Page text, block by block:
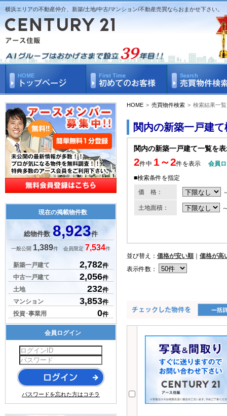
横浜エリアの不動産仲介、新築/土地/中古/マンション/不動産売買ならおまかせ下さい。
HOME > 売買物件検索 > 検索結果一覧
関内の新築一戸建
関内の新築一戸建て一覧を
2件中 1～2件を表示
会員
■検索条件を指定
価 格：
土地面積：
並び替え： 価格が安い順
価格が高
表示件数：
現在の掲載物件数
総物件数 8,923件
一般公開 1,389件 会員限定 7,534件
新築一戸建て 2,782件
中古一戸建て
2,056件
土地
232件
マンション
3,853件
投資･事業用
0件
会員ログイン
パスワードを忘れた方はコチラ